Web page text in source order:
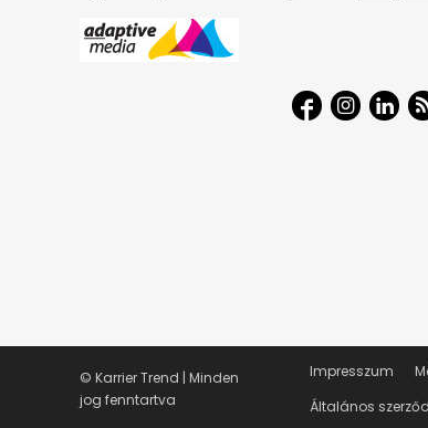
Impresszum
Általános
© Karrier Trend | Minden
jog fenntartva